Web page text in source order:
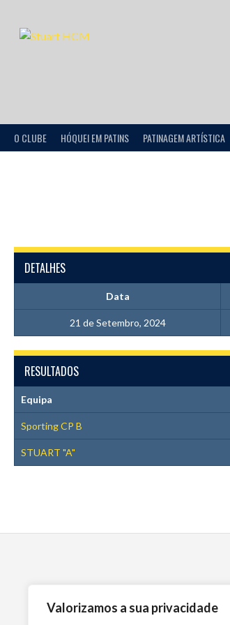
Valorizamos a sua privacidade
O CLUBE HÓQUEI EM PATINS PATINAGEM ARTÍSTICA
DETALHES
Data
21 de Setembro, 2024
RESULTADOS
Equipa
Sporting CP B
STUART "A"